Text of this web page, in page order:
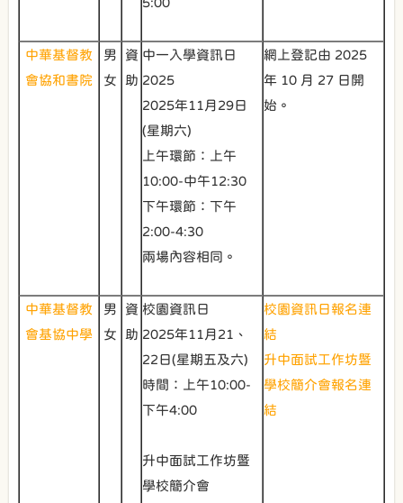
中華基督教
會協和書院
男
女
資
助
中一入學資訊日
2025
2025年11月29日
(星期六)
上午環節：上午
10:00-中午12:30
下午環節：下午
2:00-4:30
兩場內容相同。
網上登記由 2025
年 10 月 27 日開
始。
中華基督教
會基協中學
男
女
資
助
校園資訊日
2025年11月21、
22日(星期五及六)
時間：上午10:00-
下午4:00
升中面試工作坊暨
學校簡介會
校園資訊日報名連
結
升中面試工作坊暨
學校簡介會報名連
結